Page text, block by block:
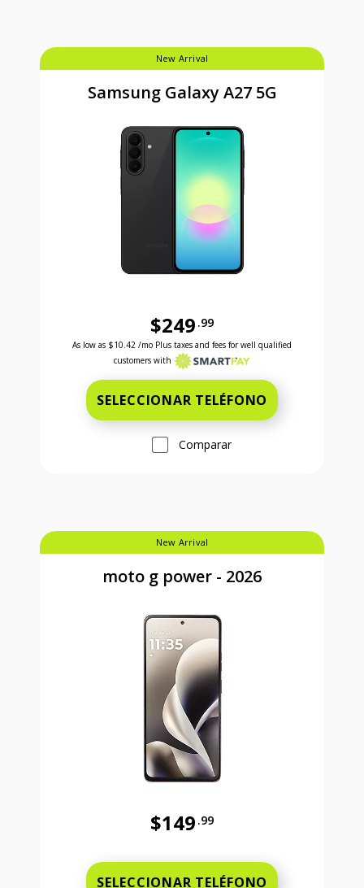
New Arrival
Samsung Galaxy A27 5G
$249 .99
Antes el precio era 249 dollars and 99 cents
As low as $10.42 /mo Plus taxes and fees for well qualified
customers with
SELECCIONAR TELÉFONO
Comparar
New Arrival
moto g power - 2026
$149 .99
SELECCIONAR TELÉFONO